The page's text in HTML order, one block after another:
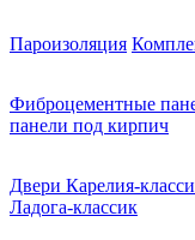
Пароизоляция
Фиброцементные
панели под кирпич
Двери Карелия-
Ладога-классик